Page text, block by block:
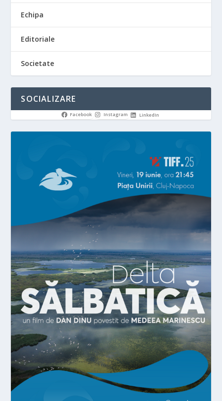
Echipa
Editoriale
Societate
SOCIALIZARE
Facebook Instagram LinkedIn